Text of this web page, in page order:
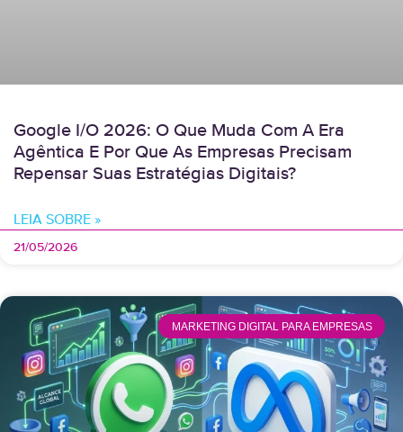
Google I/O 2026: O Que Muda Com A Era
Agêntica E Por Que As Empresas Precisam
Repensar Suas Estratégias Digitais?
LEIA SOBRE »
21/05/2026
MARKETING DIGITAL PARA EMPRESAS